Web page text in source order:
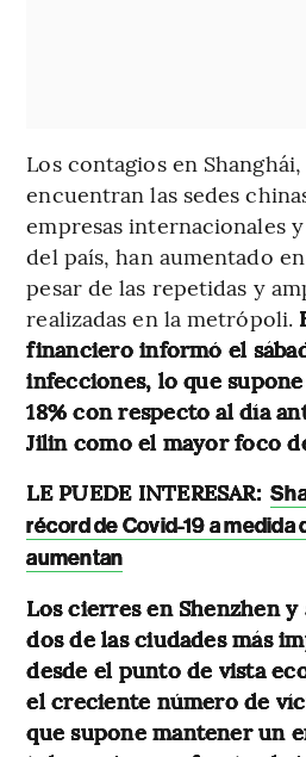
Los contagios en
encuentran las sedes
empresas internacionales
del país, han aumentado
pesar de las repetidas y
realizadas en la metrópoli.
financiero informó el
infecciones, lo que
18% con respecto al día
Jilin como el mayor foco
LE PUEDE INTERESAR:
récord de Covid-19 a medida
aumentan
Los cierres en Shenzhen y
dos de las ciudades más
desde el punto de vista
el creciente número de
que supone mantener un